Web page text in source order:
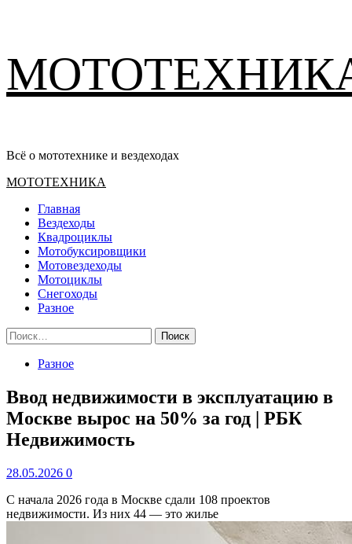
содержимому
Всё о мототехнике и вездеходах
Основное
МОТОТЕХНИКА
Главная
Вездеходы
Квадроциклы
Мотобуксировщики
Мотовездеходы
Мотоциклы
Снегоходы
Разное
Найти:
Разное
Ввод недвижимости в эксплуатацию в
Москве вырос на 50% за год | РБК
Недвижимость
28.05.2026 0
С начала 2026 года в Москве сдали 108 проектов
недвижимости. Из них 44 — это жилье